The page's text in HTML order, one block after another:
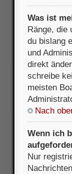
Was ist
Ränge, die
du bislang
und
direkt
schreibe
meisten
Nach
Wenn ich
Nur